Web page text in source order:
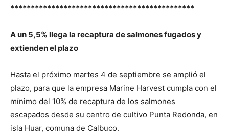
*********************************************
A un 5,5% llega la recaptura de salmones fugados y
extienden el plazo
Hasta el próximo martes 4 de septiembre se amplió el
plazo, para que la empresa Marine Harvest cumpla con el
mínimo del 10% de recaptura de los salmones
escapados desde su centro de cultivo Punta Redonda, en
isla Huar, comuna de Calbuco.